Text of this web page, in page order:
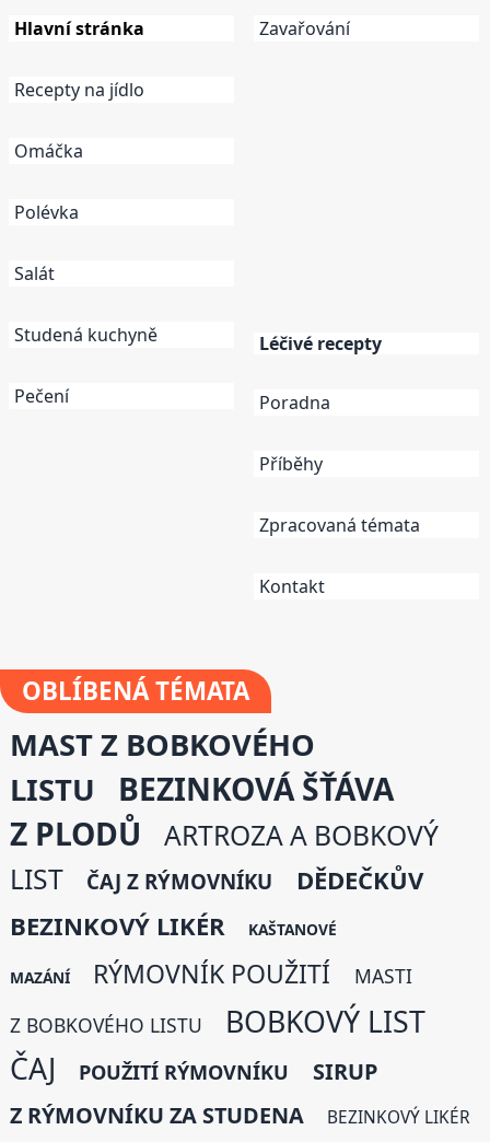
Hlavní stránka
Recepty na jídlo
Omáčka
Polévka
Salát
Studená kuchyně
Pečení
Zavařování
Léčivé recepty
Poradna
Příběhy
Zpracovaná témata
Kontakt
OBLÍBENÁTÉMATA
MAST Z BOBKOVÉHO
LISTU
BEZINKOVÁ ŠŤÁVA
Z PLODŮ
ARTROZA A BOBKOVÝ
LIST
ČAJ Z RÝMOVNÍKU
DĚDEČKŮV
BEZINKOVÝ LIKÉR
KAŠTANOVÉ
MAZÁNÍ RÝMOVNÍK POUŽITÍ
MASTI
Z BOBKOVÉHO LISTU
BOBKOVÝ LIST
ČAJ
POUŽITÍ RÝMOVNÍKU
SIRUP
Z RÝMOVNÍKU ZA STUDENA
BEZINKOVÝ LIKÉR